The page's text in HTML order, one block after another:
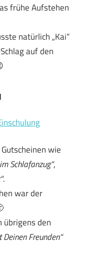
frühe Aufstehen
natürlich „Kai“
auf den
wie
Schlafanzug“,
.
war der
übrigens den
Freunden“